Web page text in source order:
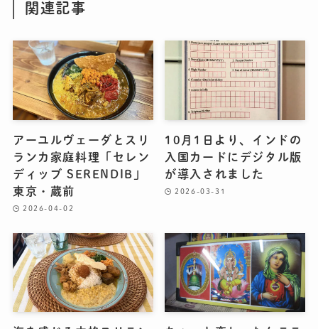
関連記事
アーユルヴェーダとスリ
ランカ家庭料理「セレン
ディッブ SERENDIB」
東京・蔵前
2026-04-02
10月1日より、インドの
入国カードにデジタル版
が導入されました
2026-03-31